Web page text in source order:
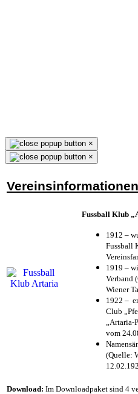
×
×
Fussball Klub
1912 –
Fussball
1919 –
Verband
Wiener
1922 –
Club
vom
(Quelle:
Download: Im Downloadpaket sind 4